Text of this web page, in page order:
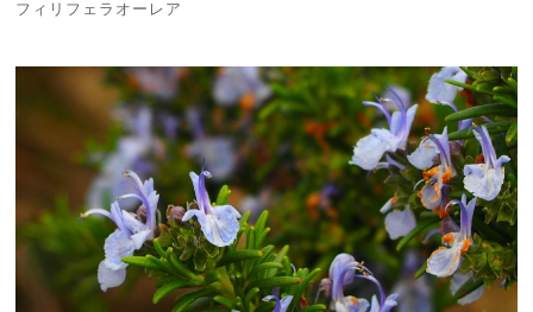
フィリフェラオーレア